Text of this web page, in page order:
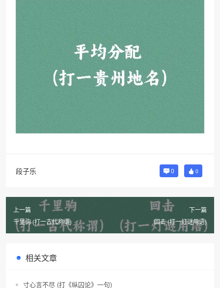
段子乐 0 0
上一篇
千里驹 (打一古代称谓)
下一篇
回击 (打一灯谜用语)
相关文章
寸心言不尽 (打《纵囚论》一句)